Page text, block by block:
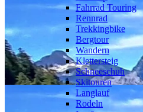
Fahrrad Touring
Rennrad
Trekkingbike
Bergtour
Wandern
Klettersteig
Schneeschuh
Skitouren
Langlauf
Rodeln